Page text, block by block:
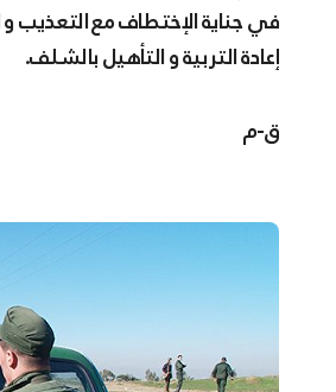
في جناية الإختطاف مع
إعادة التربية و التأهيل بالشلف.
ق-م